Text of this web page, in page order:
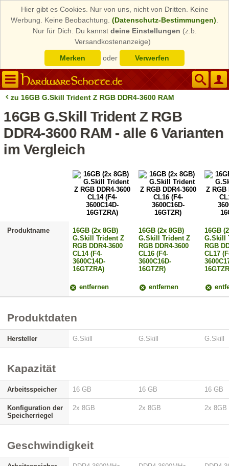
Hier gibt es Cookies. Nur von uns, nicht von Dritten. Keine
Werbung. Keine Beobachtung. (Datenschutz-Bestimmungen)
Nur für Dich. Du kannst deine Einstellungen (z.b.
Versandkostenanzeige)
Merken
oder Verwerfen
zu 16GB G.Skill Trident Z RGB DDR4-3600 RAM
16GB G.Skill Trident Z RGB
DDR4-3600 RAM - alle 6 Varianten
im Vergleich
Produktname
16GB (2x 8GB)
G.Skill Trident Z
RGB DDR4-3600
CL14 (F4-
3600C14D-
16GTZRA)
16GB (2x 8GB)
G.Skill Trident Z
RGB DDR4-3600
CL16 (F4-
3600C16D-
16GTZR)
16GB
G.Skill
RGB
CL17
entfernen entfernen
Produktdaten
Hersteller G.Skill G.Skill G.Skill
Kapazität
Arbeitsspeicher 16 GB 16 GB 16 GB
Konfiguration der
Speicherriegel
2x 8GB 2x 8GB 2x 8GB
Geschwindigkeit